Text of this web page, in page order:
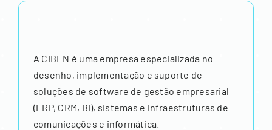
A CIBEN é uma empresa especializada no
desenho, implementação e suporte de
soluções de software de gestão empresarial
(ERP, CRM, BI), sistemas e infraestruturas de
comunicações e informática.